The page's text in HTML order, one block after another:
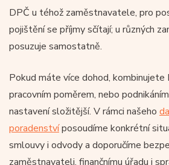
DPČ u téhož zaměstnavatele, pro
pojištění se příjmy sčítají; u různých
posuzuje samostatně.
Pokud máte více dohod, kombinujete
pracovním poměrem, nebo
nastavení složitější. V rámci našeho
poradenstvíposoudíme konkrétní
smlouvy i odvody a doporučíme
zaměstnavateli, finančnímu úřadu i